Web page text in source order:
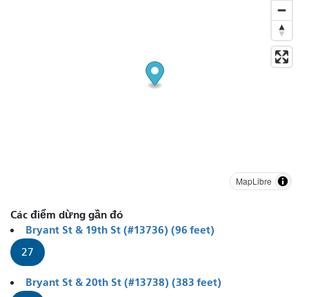
MapLibre
Các điểm dừng gần đó
Bryant St & 19th St (#13736) (96 feet)
27
Bryant St & 20th St (#13738) (383 feet)